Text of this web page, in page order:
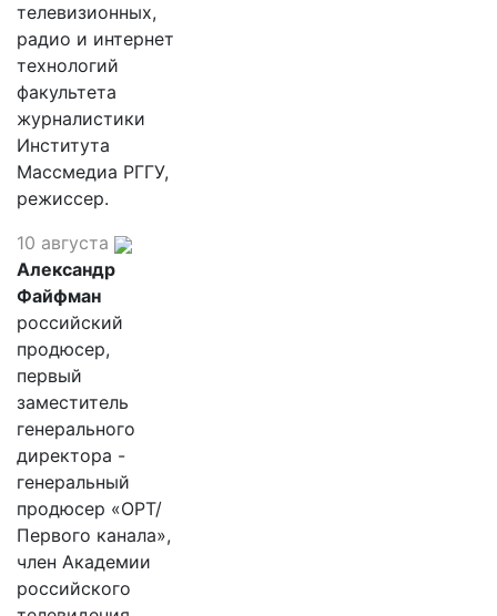
телевизионных,
радио и интернет
технологий
факультета
журналистики
Института
Массмедиа РГГУ,
режиссер.
10 августа
Александр
Файфман
российский
продюсер,
первый
заместитель
генерального
директора -
генеральный
продюсер «ОРТ/
Первого канала»,
член Академии
российского